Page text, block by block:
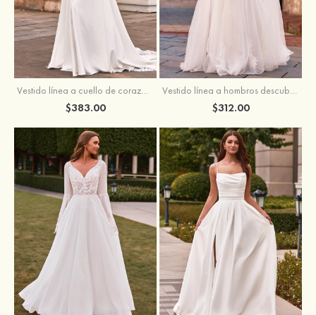
Vestido línea a cuello de corazón satén cola de capilla vestido de novia
$383.00
Vestido línea a hombros descubiertos tul cola de corte vestido de novia
$312.00